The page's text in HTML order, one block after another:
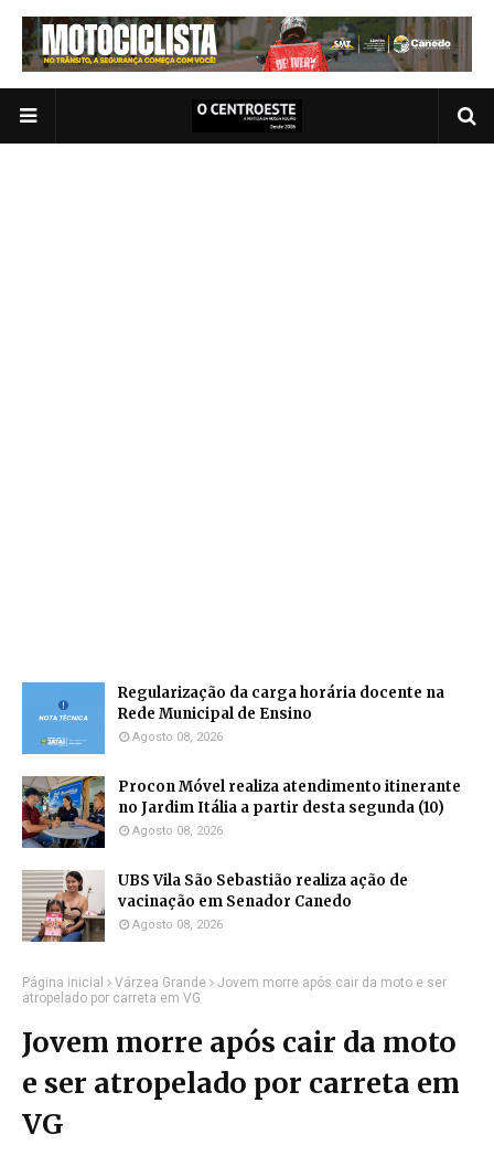
Regularização da carga horária docente na
Rede Municipal de Ensino
Agosto 08, 2026
Procon Móvel realiza atendimento itinerante
no Jardim Itália a partir desta segunda (10)
Agosto 08, 2026
UBS Vila São Sebastião realiza ação de
vacinação em Senador Canedo
Agosto 08, 2026
Página inicial Várzea Grande
Jovem morre após cair da moto e ser
atropelado por carreta em VG
Jovem morre após cair da moto
e ser atropelado por carreta em
VG